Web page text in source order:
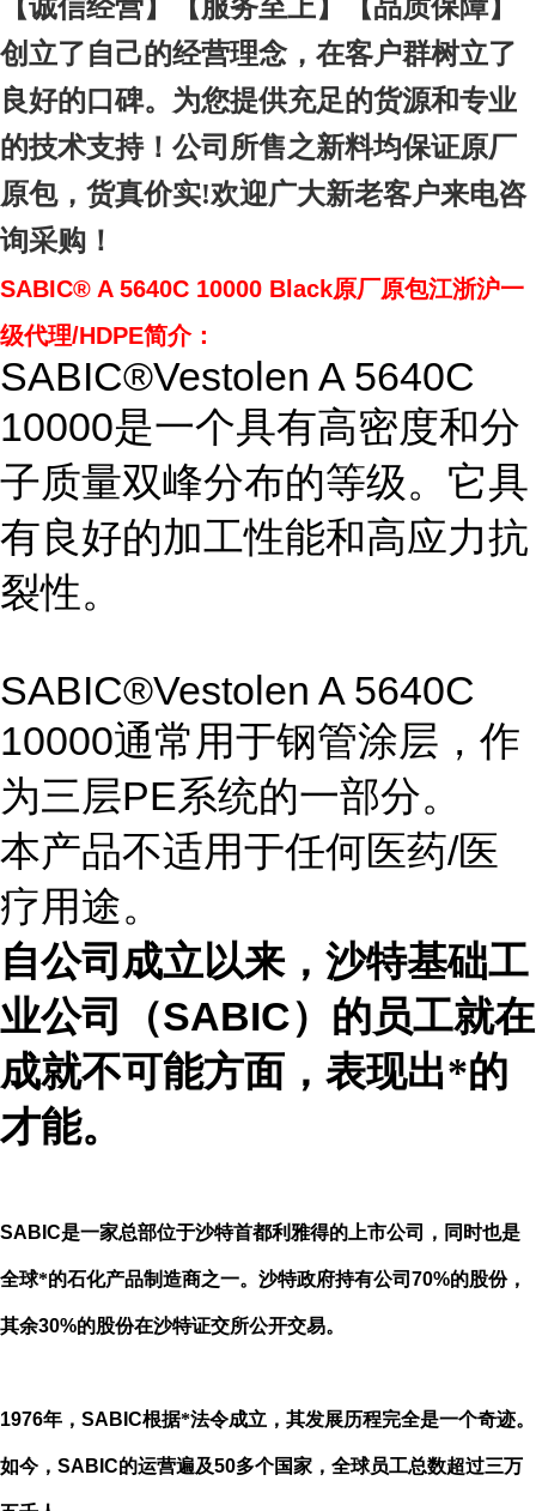
【诚信经营】【服务至上】【品质保障】
创立了自己的经营理念，在客户群树立了
良好的口碑。为您提供充足的货源和专业
的技术支持！公司所售之新料均保证原厂
原包，货真价实!欢迎广大新老客户来电咨
询采购！
SABIC® A 5640C 10000 Black原厂原包江浙沪一
级代理/HDPE简介：
SABIC®Vestolen A 5640C
10000是一个具有高密度和分
子质量双峰分布的等级。它具
有良好的加工性能和高应力抗
裂性。
SABIC®Vestolen A 5640C
10000通常用于钢管涂层，作
为三层PE系统的一部分。
本产品不适用于任何医药/医
疗用途。
自公司成立以来，沙特基础工
业公司（SABIC）的员工就在
成就不可能方面，表现出*的
才能。
SABIC是一家总部位于沙特首都利雅得的上市公司，同时也是
全球*的石化产品制造商之一。沙特政府持有公司 70%的股份，
其余30%的股份在沙特证交所公开交易。
1976年， SABIC根据*法令成立，其发展历程完全是一个奇迹。
如今， SABIC的运营遍及50多个国家，全球员工总数超过三万